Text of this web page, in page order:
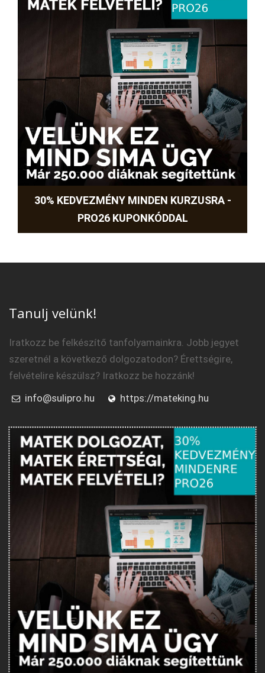
30% KEDVEZMÉNY MINDEN KURZUSRA -
PRO26 KUPONKÓDDAL
Tanulj velünk!
Iratkozz be felkészítő tanfolyamainkra. Jobb jegyet
szeretnél a következő dolgozatodon? Érettségire,
felvételire készülsz? Iratkozz be hozzánk!
info@sulipro.hu
https://mateking.hu